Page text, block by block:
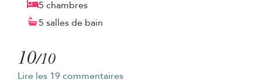
5 chambres
5 salles de bain
10/10
Lire les 19 commentaires